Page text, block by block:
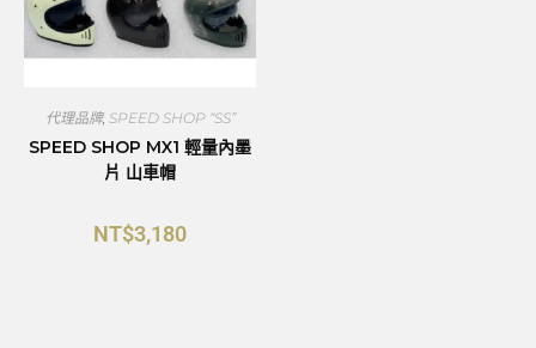
代理品牌, SPEED SHOP “SS”
SPEED SHOP MX1 輕量內墨
片 山車帽
NT$3,180